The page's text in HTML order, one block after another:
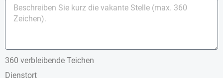
360 verbleibende Teichen
Dienstort